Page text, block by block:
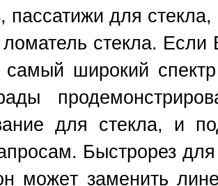
пассатижи для
стекла.
самый широкий
для стекла, и
Быстрорез для
может заменить